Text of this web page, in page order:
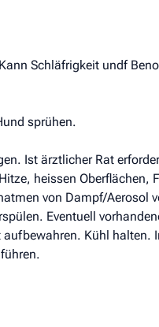
Schläfrigkeit undf
sprühen.
Ist ärztlicher Rat
heissen Oberflächen,
von Dampf/Aerosol
Eventuell
Kühl